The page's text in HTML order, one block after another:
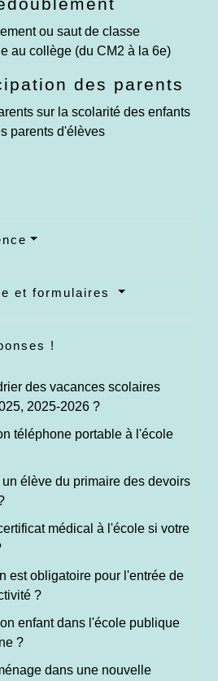
ou saut de classe
au collège (du CM2 à la 6e)
des parents
sur la scolarité des enfants
parents d'élèves
et formulaires
!
des vacances scolaires
2025-2026 ?
téléphone portable à l'école
élève du primaire des devoirs
médical à l'école si votre
est obligatoire pour l'entrée de
?
enfant dans l'école publique
?
dans une nouvelle